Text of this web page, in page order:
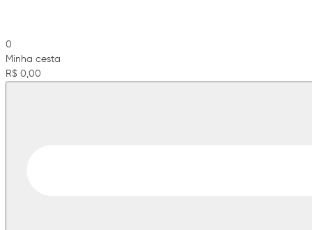
0
Minha cesta
R$ 0,00